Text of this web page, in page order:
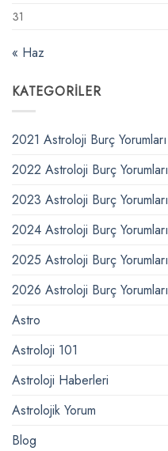
31
« Haz
KATEGORILER
2021 Astroloji Burç Yorumları
2022 Astroloji Burç Yorumları
2023 Astroloji Burç Yorumları
2024 Astroloji Burç Yorumları
2025 Astroloji Burç Yorumları
2026 Astroloji Burç Yorumları
Astro
Astroloji 101
Astroloji Haberleri
Astrolojik Yorum
Blog